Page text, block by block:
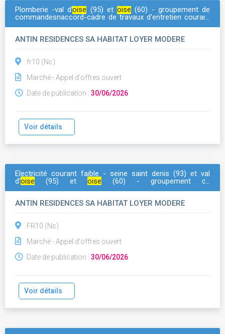
Plomberie -val d’oise (95) etoise (60) - groupement de
commandesnaccord-cadre de travaux d'entretien courant
ANTIN RESIDENCES SA HABITAT LOYER MODERE
fr10 (Nc)
Marché - Appel d'offres ouvert
Date de publication : 30/06/2026
Voir détails
Electricité courant faible - seine saint denis (93) et val
d'oise (95) et oise (60) - groupement de
patrimoine d'antin residences, cph arcade vyv et de l
ANTIN RESIDENCES SA HABITAT LOYER MODERE
FR10 (Nc)
Marché - Appel d'offres ouvert
Date de publication : 30/06/2026
Voir détails